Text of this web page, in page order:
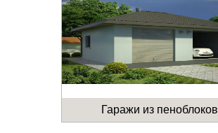
Гаражи из пеноблоков